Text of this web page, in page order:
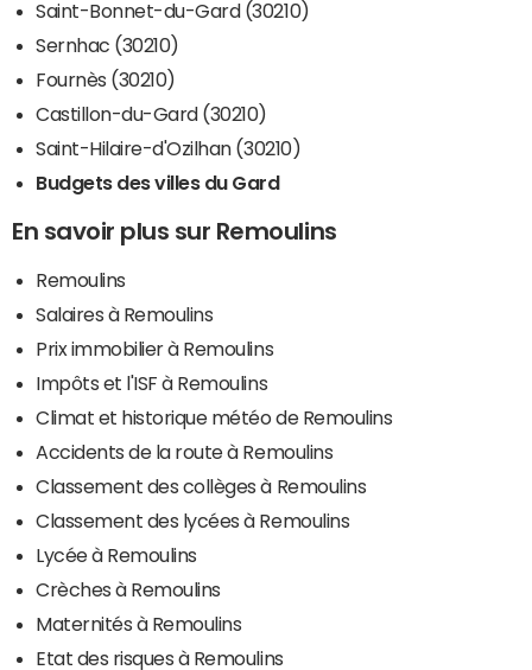
Saint-Bonnet-du-Gard (30210)
Sernhac (30210)
Fournès (30210)
Castillon-du-Gard (30210)
Saint-Hilaire-d'Ozilhan (30210)
Budgets des villes du Gard
En savoir plus sur Remoulins
Remoulins
Salaires à Remoulins
Prix immobilier à Remoulins
Impôts et l'ISF à Remoulins
Climat et historique météo de Remoulins
Accidents de la route à Remoulins
Classement des collèges à Remoulins
Classement des lycées à Remoulins
Lycée à Remoulins
Crèches à Remoulins
Maternités à Remoulins
Etat des risques à Remoulins